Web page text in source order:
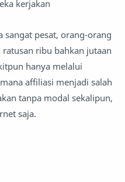
kerjakan
pesat, orang-orang
ribu bahkan jutaan
hanya melalui
affiliasi menjadi salah
tanpa modal sekalipun,
saja.